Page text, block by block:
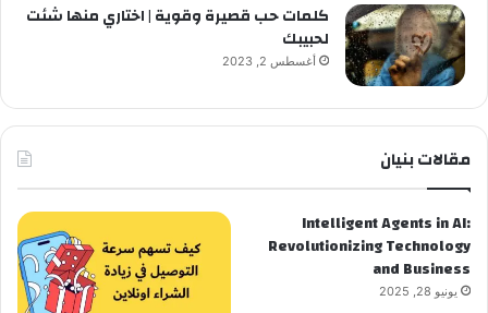
كلمات حب قصيرة وقوية | اختاري منها شئت
لحبيبك
أغسطس 2, 2023
مقالات بنيان
Intelligent Agents in AI:
Revolutionizing Technology
and Business
يونيو 28, 2025